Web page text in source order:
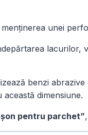
unei
benzi abrazive
dimensiune.
pentru parchet”